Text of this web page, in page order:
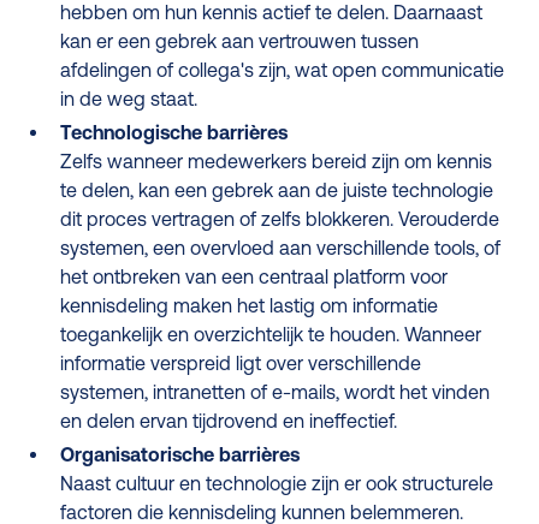
hebben om hun kennis actief te delen. Daarnaast
kan er een gebrek aan vertrouwen tussen
afdelingen of collega's zijn, wat open communicatie
in de weg staat.
Technologische barrières
Zelfs wanneer medewerkers bereid zijn om kennis
te delen, kan een gebrek aan de juiste technologie
dit proces vertragen of zelfs blokkeren. Verouderde
systemen, een overvloed aan verschillende tools, of
het ontbreken van een centraal platform voor
kennisdeling maken het lastig om informatie
toegankelijk en overzichtelijk te houden. Wanneer
informatie verspreid ligt over verschillende
systemen, intranetten of e-mails, wordt het vinden
en delen ervan tijdrovend en ineffectief.
Organisatorische barrières
Naast cultuur en technologie zijn er ook structurele
factoren die kennisdeling kunnen belemmeren.